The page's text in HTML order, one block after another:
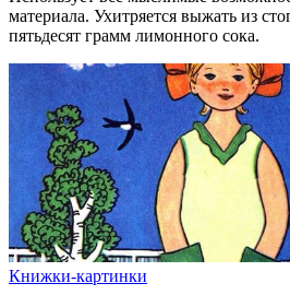
материала. Ухитряется выжать из
пятьдесят грамм лимонного сока.
Книжки-картинки